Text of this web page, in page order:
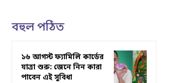
বহুল পঠিত
১৬ আগস্ট ফ্যামিলি কার্ডের
যাত্রা শুরু: জেনে নিন কারা
পাবেন এই সুবিধা